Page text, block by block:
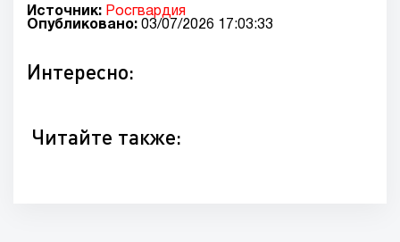
Источник: Росгвардия
Опубликовано: 03/07/2026 17:03:33
Интересно:
Читайте также: